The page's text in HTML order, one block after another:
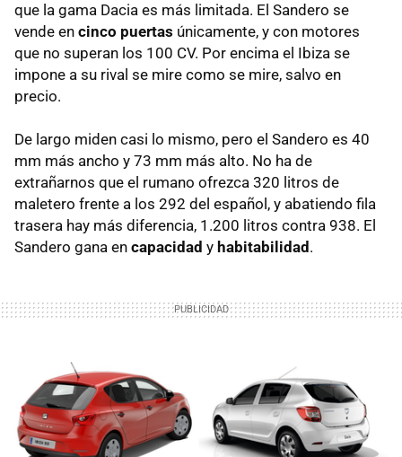
que la gama Dacia es más limitada. El Sandero se
vende en cinco puertas únicamente, y con motores
que no superan los 100 CV. Por encima el Ibiza se
impone a su rival se mire como se mire, salvo en
precio.
De largo miden casi lo mismo, pero el Sandero es 40
mm más ancho y 73 mm más alto. No ha de
extrañarnos que el rumano ofrezca 320 litros de
maletero frente a los 292 del español, y abatiendo fila
trasera hay más diferencia, 1.200 litros contra 938. El
Sandero gana en capacidad y habitabilidad .